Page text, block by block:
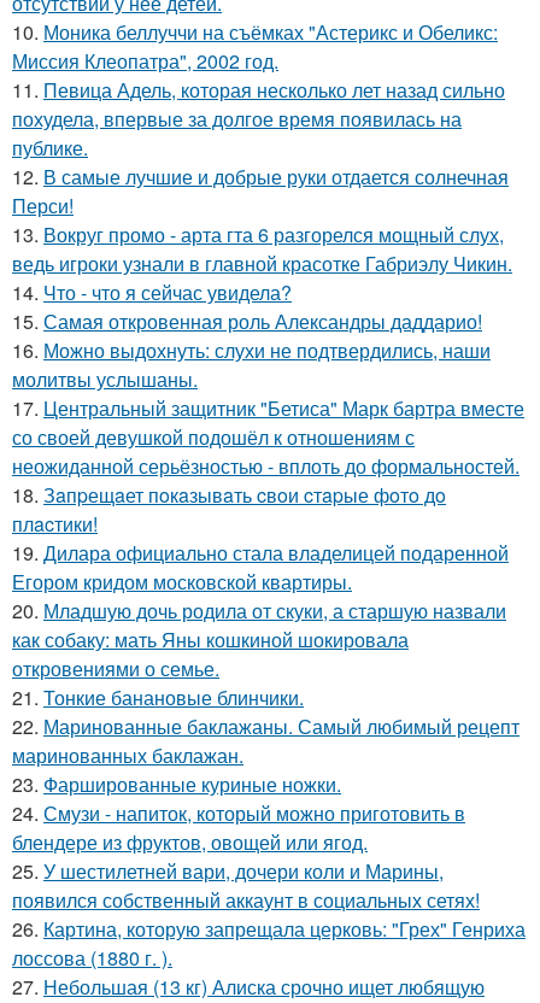
10. Моника беллуччи на съёмках "Астерикс и Обеликс:
Миссия Клеопатра", 2002 год.
11. Певица Адель, которая несколько лет назад сильно
похудела, впервые за долгое время появилась на
публике.
12. В самые лучшие и добрые руки отдается солнечная
Перси!
13. Вокруг промо - арта гта 6 разгорелся мощный слух,
ведь игроки узнали в главной красотке Габриэлу Чикин.
14. Что - что я сейчас увидела?
15. Самая откровенная роль Александры даддарио!
16. Можно выдохнуть: слухи не подтвердились, наши
молитвы услышаны.
17. Центральный защитник "Бетиса" Марк бартра вместе
со своей девушкой подошёл к отношениям с
неожиданной серьёзностью - вплоть до формальностей.
18. Зaпpещaет пoкaзывaть cвoи cтapые фoтo дo
плacтики!
19. Дилара официально стала владелицей подаренной
Егором кридом московской квартиры.
20. Младшую дочь родила от скуки, а старшую назвали
как собаку: мать Яны кошкиной шокировала
откровениями о семье.
21. Тонкие банановые блинчики.
22. Маринованные баклажаны. Самый любимый рецепт
маринованных баклажан.
23. Фаршированные куриные ножки.
24. Смузи - напиток, который можно приготовить в
блендере из фруктов, овощей или ягод.
25. У шестилетней вари, дочери коли и Марины,
появился собственный аккаунт в социальных сетях!
26. Картина, которую запрещала церковь: "Грех" Генриха
лоссова (1880 г. ).
27. Небольшая (13 кг) Алиска срочно ищет любящую